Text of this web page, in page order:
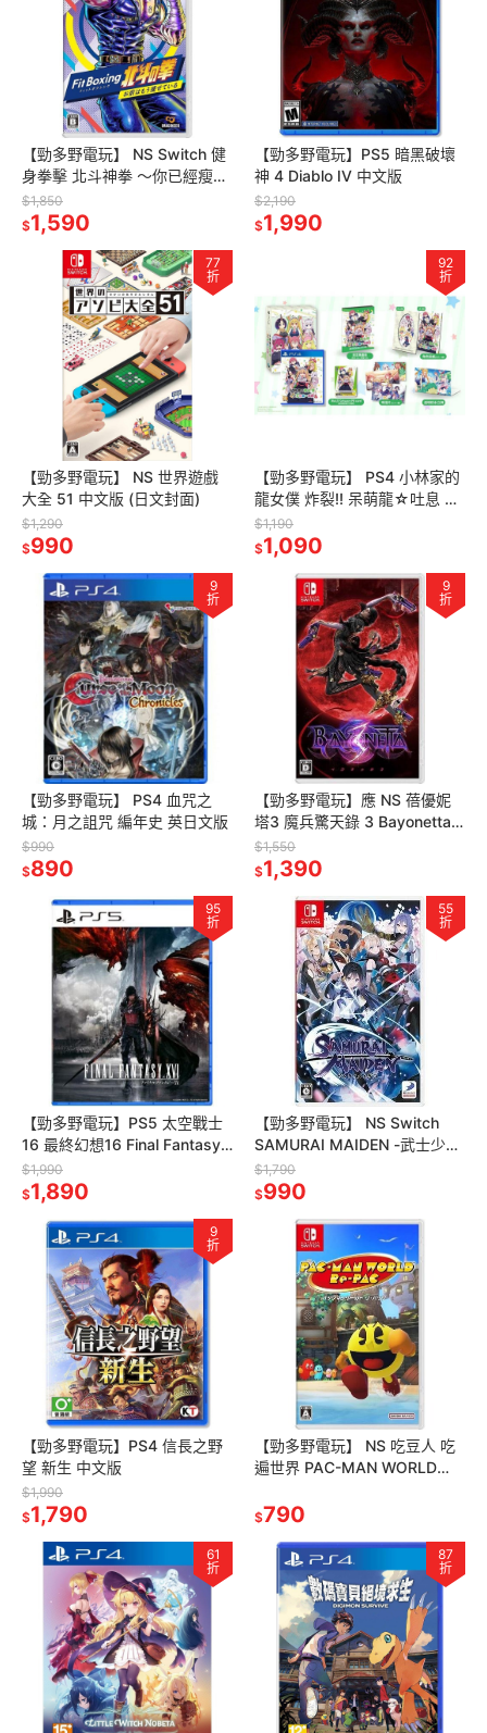
【勁多野電玩】 NS Switch 健
身拳擊 北斗神拳 ～你已經瘦了
～ 中日文版
$1,850
$1,590
【勁多野電玩】PS5 暗黑破壞
神 4 Diablo IV 中文版
$2,190
$1,990
77
折
【勁多野電玩】 NS 世界遊戲
大全 51 中文版 (日文封面)
$1,290
$990
92
折
【勁多野電玩】 PS4 小林家的
龍女僕 炸裂!! 呆萌龍☆吐息 中
文特裝版
$1,190
$1,090
9
折
【勁多野電玩】 PS4 血咒之
城：月之詛咒 編年史 英日文版
$990
$890
9
折
【勁多野電玩】應 NS 蓓優妮
塔3 魔兵驚天錄 3 Bayonetta 3
中文普通版
$1,550
$1,390
95
折
【勁多野電玩】PS5 太空戰士
16 最終幻想16 Final Fantasy
XVI 中文版
$1,990
$1,890
55
折
【勁多野電玩】 NS Switch
SAMURAI MAIDEN -武士少
女- 中文版
$1,790
$990
9
折
【勁多野電玩】PS4 信長之野
望 新生 中文版
$1,990
$1,790
【勁多野電玩】 NS 吃豆人 吃
遍世界 PAC-MAN WORLD
$790
61
折
87
折